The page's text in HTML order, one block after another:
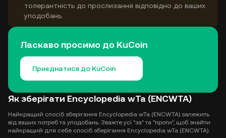
толерантність до прослизання відповідно до ваших
уподобань.
Ласкаво просимо до KuCoin
Приєднатися до KuCoin
Як зберігати Encyclopedia wTa (ENCWTA)
Найкращий спосіб зберігання Encyclopedia wTa (ENCWTA) залежить
від ваших потреб та уподобань. Зважте усі "за" та "проти", щоб знайти
найкращий для себе спосіб зберігання Encyclopedia wTa (ENCWTA).